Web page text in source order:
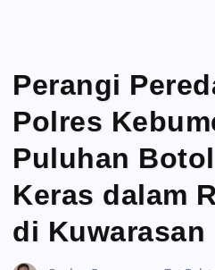
Perangi
Polres
Puluhan
Keras dalam
di Kuwarasan